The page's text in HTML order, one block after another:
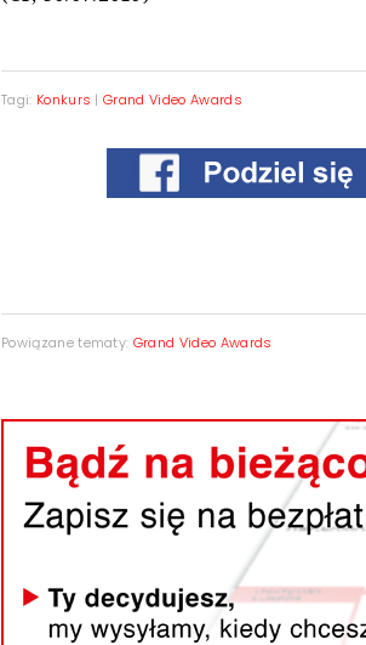
Tagi: Konkurs |Grand Video Awards
Powiązane tematy: Grand Video Awards